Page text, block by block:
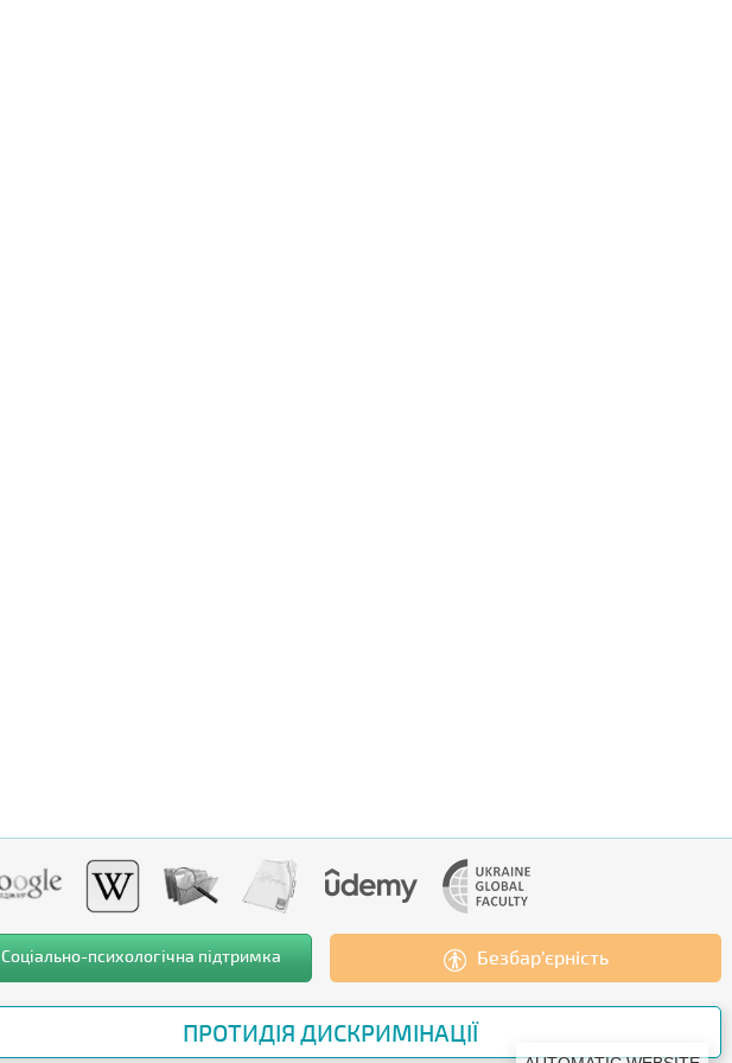
Соціально-психологічна підтримка Безбар’єрність
ПРОТИДІЯ ДИСКРИМІНАЦІЇ